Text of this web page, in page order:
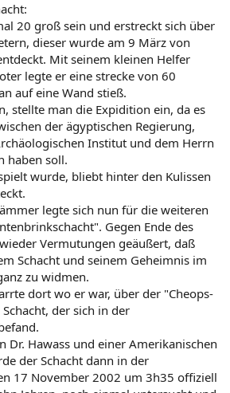
20 groß sein und erstreckt sich über
dieser wurde am 9 März von
Mit seinem kleinen Helfer
legte er eine strecke von 60
auf eine Wand stieß.
stellte man die Expidition ein, da es
der ägyptischen Regierung,
Institut und dem Herrn
haben soll.
wurde, bliebt hinter den Kulissen
legte sich nun für die weiteren
Gegen Ende des
Vermutungen geäußert, daß
Schacht und seinem Geheimnis im
zu widmen.
dort wo er war, über der "Cheops-
der sich in der
Dr. Hawass und einer Amerikanischen
der Schacht dann in der
17 November 2002 um 3h35 offiziell